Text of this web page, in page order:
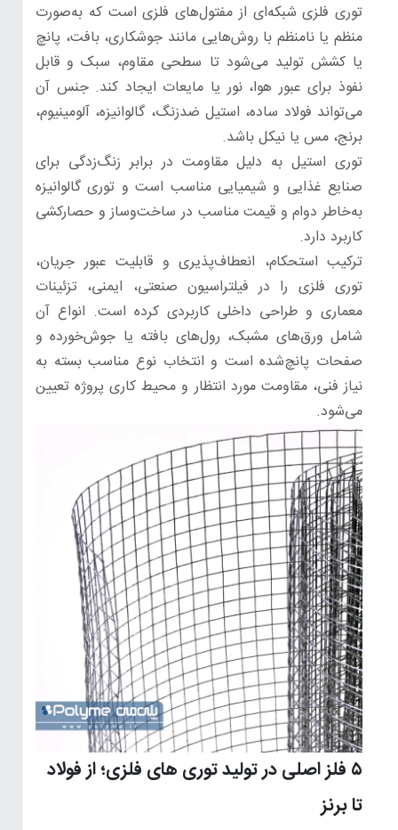
توری فلزی شبکه‌ای از مفتول‌های فلزی است که به‌صورت
منظم یا نامنظم با روش‌هایی مانند جوشکاری، بافت، پانچ
یا کشش تولید می‌شود تا سطحی مقاوم، سبک و قابل
نفوذ برای عبور هوا، نور یا مایعات ایجاد کند. جنس آن
می‌تواند فولاد ساده، استیل ضدزنگ، گالوانیزه، آلومینیوم،
برنج، مس یا نیکل باشد.
توری استیل به دلیل مقاومت در برابر زنگ‌زدگی برای
صنایع غذایی و شیمیایی مناسب است و توری گالوانیزه
به‌خاطر دوام و قیمت مناسب در ساخت‌وساز و حصارکشی
کاربرد دارد.
ترکیب استحکام، انعطاف‌پذیری و قابلیت عبور جریان،
توری فلزی را در فیلتراسیون صنعتی، ایمنی، تزئینات
معماری و طراحی داخلی کاربردی کرده است. انواع آن
شامل ورق‌های مشبک، رول‌های بافته یا جوش‌خورده و
صفحات پانچ‌شده است و انتخاب نوع مناسب بسته به
نیاز فنی، مقاومت مورد انتظار و محیط کاری پروژه تعیین
می‌شود.
۵ فلز اصلی در تولید توری های فلزی؛ از فولاد
تا برنز